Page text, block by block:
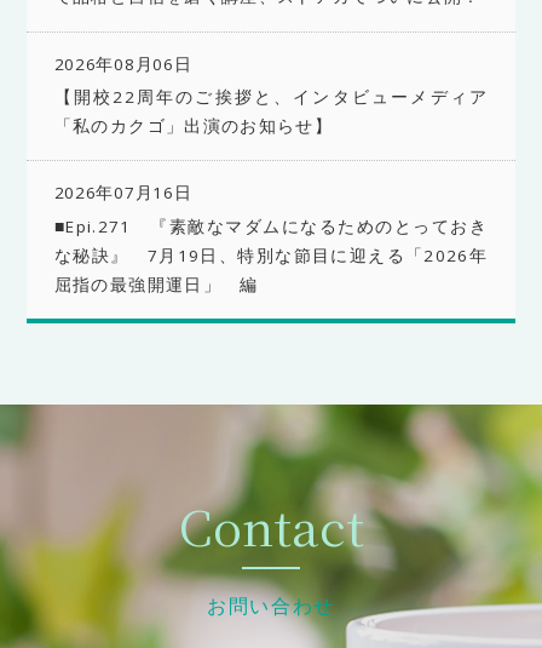
2026年08月06日
【開校22周年のご挨拶と、インタビューメディア
「私のカクゴ」出演のお知らせ】
2026年07月16日
■Epi.271 『素敵なマダムになるためのとっておき
な秘訣』 7月19日、特別な節目に迎える「2026年
屈指の最強開運日」 編
Contact
お問い合わせ